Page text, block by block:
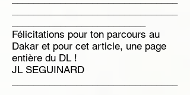
Félicitations pour ton parcours au
Dakar et pour cet article, une page
entière du DL !
JL SEGUINARD